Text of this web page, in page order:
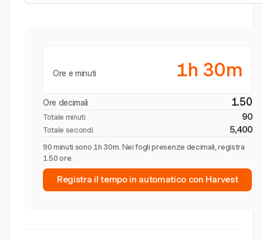
Ore e minuti 1h 30m
Ore decimali 1.50
Totale minuti 90
Totale secondi 5,400
90 minuti sono 1h 30m. Nei fogli presenze decimali, registra
1.50 ore.
Registra il tempo in automatico con Harvest